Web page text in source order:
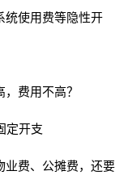
统使用费等隐性开
费用不高？
定开支
业费、公摊费，还要